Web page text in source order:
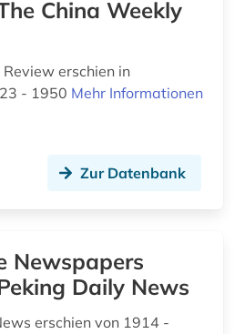
sportunterricht (1)
erschien in
- 1950 Mehr Informationen
Zur Datenbank
Newspapers
Daily News
erschien von 1914 -